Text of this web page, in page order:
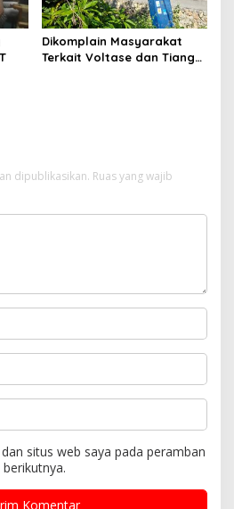
Dikomplain Masyarakat
Terkait Voltase dan Tiang
dipublikasikan. Ruas yang wajib
situs web saya pada peramban